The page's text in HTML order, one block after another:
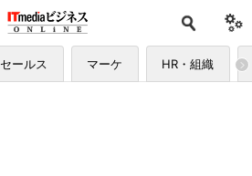
セールス マーケ HR・組織